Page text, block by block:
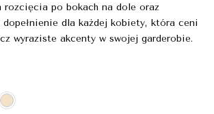
rozcięcia po bokach na dole oraz
dopełnienie dla każdej kobiety, która ceni
wyraziste akcenty w swojej garderobie.